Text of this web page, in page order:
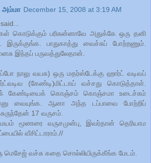
அம்மா December 15, 2008 at 3:19 AM
கொடுக்கும் பரிசுன்னாவே அதுக்கே ஒரு தனி
பாதுகாத்து வைச்சுப் போற்றணும்.
இந்தப் பருவத்துலேதான்.
நாலு வயசு) ஒரு மதர்ஸ்டேக்கு ஹார்ட் வடிவப்
(கேண்டி)மிட்டாய் வச்சது கொடுத்தாள்.
கேண்டியைக் கொஞ்சம் கொஞ்சமா உடைச்சும்
வையுங்க. ஆனா அந்த டப்பாவை போற்றிப்
17 வருசம்.
மூணரை வருசமுன்பு, இவர்தான் தெரியாம
வீசிட்டாராம்.//
மெசேஜ் வச்சு கதை சொல்லியிருக்கீங்க மேடம்.